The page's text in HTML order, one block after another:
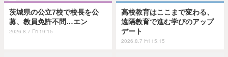
茨城県の公立7校で校長を公
募、教員免許不問…エン
2026.8.7 Fri 19:15
高校教育はここまで変わる、
遠隔教育で進む学びのアップ
デート
2026.8.7 Fri 15:15